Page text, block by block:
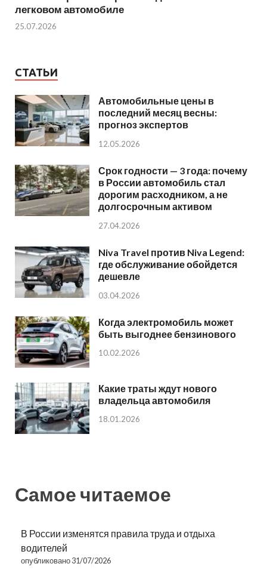
легковом автомобиле
25.07.2026
СТАТЬИ
Автомобильные цены в
последний месяц весны:
прогноз экспертов
12.05.2026
Срок годности — 3 года: почему
в России автомобиль стал
дорогим расходником, а не
долгосрочным активом
27.04.2026
Niva Travel против Niva Legend:
где обслуживание обойдется
дешевле
03.04.2026
Когда электромобиль может
быть выгоднее бензинового
10.02.2026
Какие траты ждут нового
владельца автомобиля
18.01.2026
Самое читаемое
В России изменятся правила труда и отдыха
водителей
опубликовано 31/07/2026